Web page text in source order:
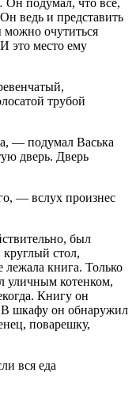
Он подумал, что все,
ведь и представить
можно очутиться
это место ему
трубой
— подумал Васька
дверь. Дверь
— вслух произнес
был
стол,
книга. Только
уличным котенком,
Книгу он
В шкафу он обнаружил
поварешку,
вся еда